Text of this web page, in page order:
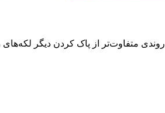
روندی متفاوت‌تر از پاک کردن دیگر لکه‌های